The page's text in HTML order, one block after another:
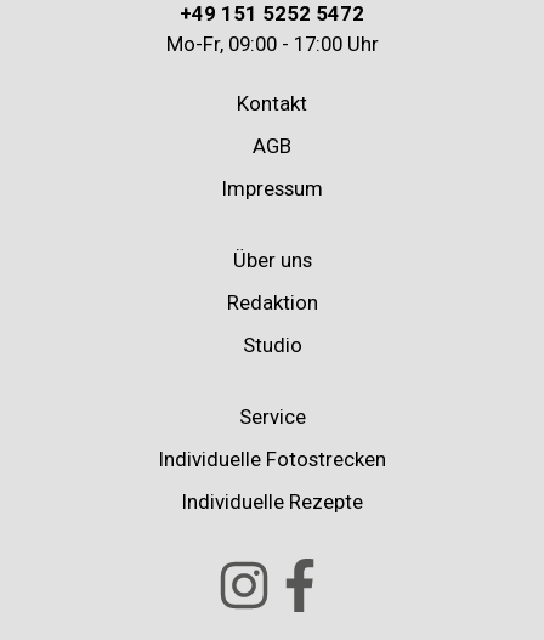
+49 151 5252 5472
Mo-Fr, 09:00 - 17:00 Uhr
Kontakt
AGB
Impressum
Über uns
Redaktion
Studio
Service
Individuelle Fotostrecken
Individuelle Rezepte